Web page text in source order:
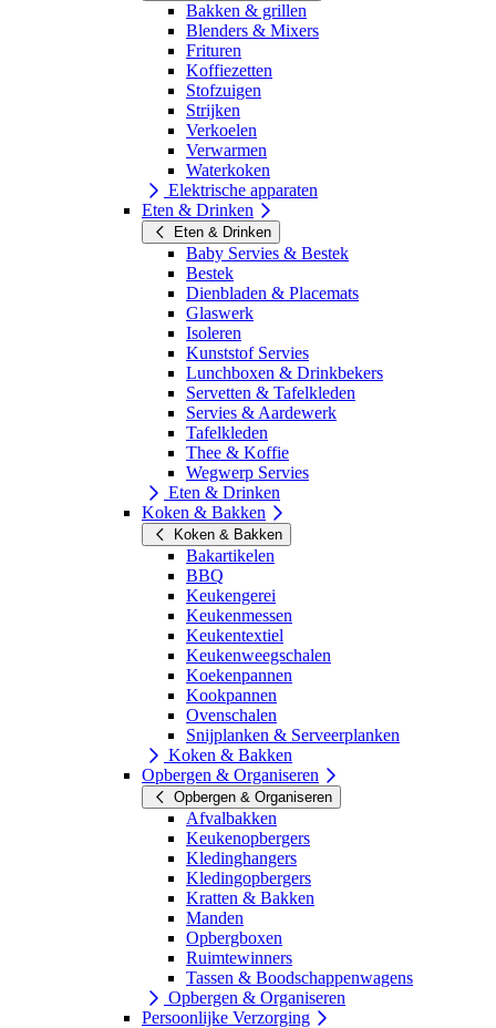
Bakken & grillen
Blenders & Mixers
Frituren
Koffiezetten
Stofzuigen
Strijken
Verkoelen
Verwarmen
Waterkoken
Elektrische apparaten
Eten & Drinken
Eten & Drinken
Baby Servies & Bestek
Bestek
Dienbladen & Placemats
Glaswerk
Isoleren
Kunststof Servies
Lunchboxen & Drinkbekers
Servetten & Tafelkleden
Servies & Aardewerk
Tafelkleden
Thee & Koffie
Wegwerp Servies
Eten & Drinken
Koken & Bakken
Koken & Bakken
Bakartikelen
BBQ
Keukengerei
Keukenmessen
Keukentextiel
Keukenweegschalen
Koekenpannen
Kookpannen
Ovenschalen
Snijplanken & Serveerplanken
Koken & Bakken
Opbergen & Organiseren
Opbergen & Organiseren
Afvalbakken
Keukenopbergers
Kledinghangers
Kledingopbergers
Kratten & Bakken
Manden
Opbergboxen
Ruimtewinners
Tassen & Boodschappenwagens
Opbergen & Organiseren
Persoonlijke Verzorging